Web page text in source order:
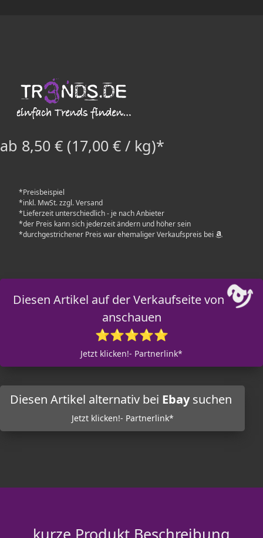
ab 8,50 € (17,00 € / kg)*
*Preisbeispiel
*inkl. MwSt. zzgl. Versand
*Lieferzeit unterschiedlich - je nach Anbieter
*der Preis kann sich jederzeit ändern und höher sein
*durchgestrichener Preis war ehemaliger Verkaufspreis bei
Diesen Artikel auf der Verkaufseite von
anschauen
⭐⭐⭐⭐⭐
Jetzt klicken!- Partnerlink*
Diesen Artikel alternativ bei Ebaysuchen
Jetzt klicken!- Partnerlink*
kurze Produkt Beschreibung